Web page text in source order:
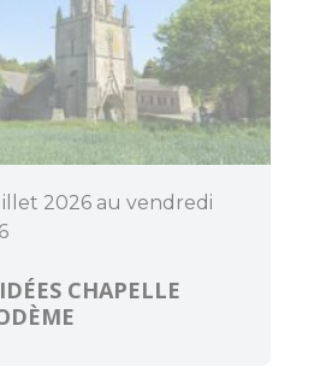
Accueil Vélo
2026 au vendredi
CHAPELLE